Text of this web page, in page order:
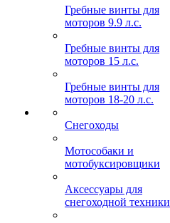
Гребные винты для
моторов 9.9 л.с.
Гребные винты для
моторов 15 л.с.
Гребные винты для
моторов 18-20 л.с.
Снегоходы
Мотособаки и
мотобуксировщики
Аксессуары для
снегоходной техники